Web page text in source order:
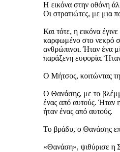
Η εικόνα στην οθόνη
Οι στρατιώτες, με μια
Και τότε, η εικόνα
καρφωμένο στο νεκρό
ανθρώπινοι. Ήταν ένα
παράξενη ευφορία.
Ο Μήτσος, κοιτώντας
Ο Θανάσης, με το
ένας από αυτούς. Ήταν
ήταν ένας από αυτούς.
Το βράδυ, ο Θανάσης
«Θανάση», ψιθύρισε η